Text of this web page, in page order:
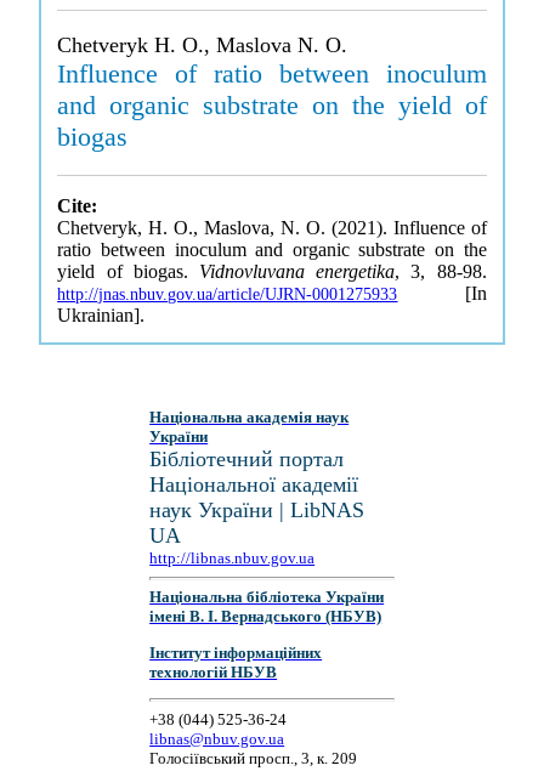
Chetveryk H. O., Maslova N. O.
Influence of ratio between inoculum
and organic substrate on the yield of
biogas
Cite:
Chetveryk, H. O., Maslova, N. O. (2021). Influence of
ratio between inoculum and organic substrate on the
yield of biogas. Vidnovluvana energetika, 3, 88-98.
http://jnas.nbuv.gov.ua/article/UJRN-0001275933 [In
Ukrainian].
Національна академія наук
України
Бібліотечний портал
Національної академії
наук України | LibNAS
UA
http://libnas.nbuv.gov.ua
Національна бібліотека України
імені В. І. Вернадського (НБУВ)
Інститут інформаційних
технологій НБУВ
+38 (044) 525-36-24
libnas@nbuv.gov.ua
Голосіївський просп., 3, к. 209